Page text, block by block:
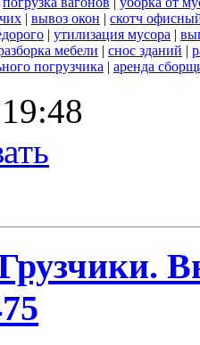
| вывоз окон | скотч
| утилизация мусора |
мебели | снос зданий |
погрузчика | аренда